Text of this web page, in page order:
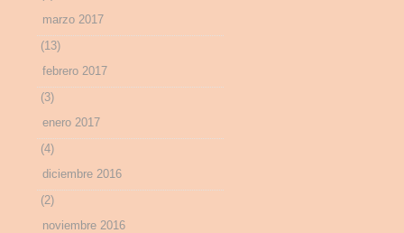
marzo 2017
(13)
febrero 2017
(3)
enero 2017
(4)
diciembre 2016
(2)
noviembre 2016